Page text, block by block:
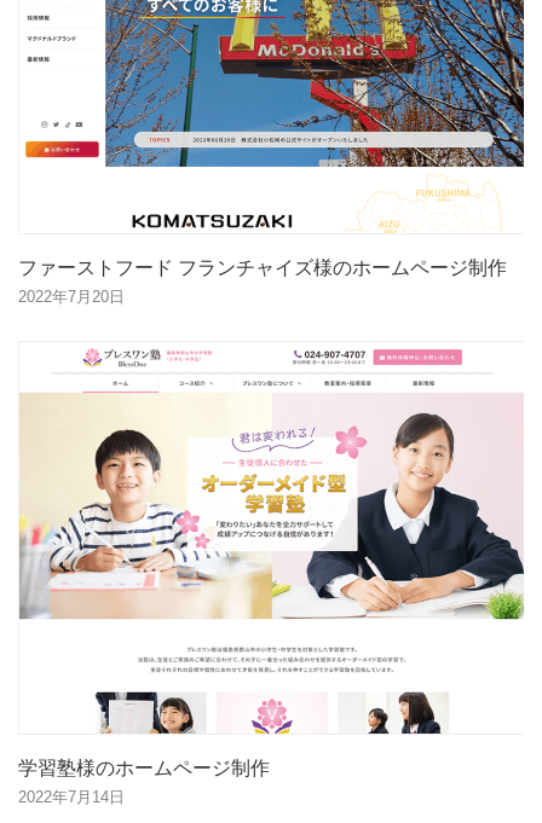
ファーストフード フランチャイズ様のホームページ制作
2022年7月20日
学習塾様のホームページ制作
2022年7月14日